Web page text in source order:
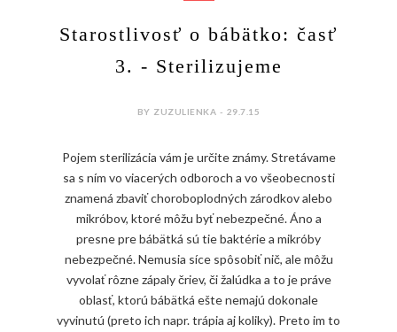
Starostlivosť o bábätko: časť
3. - Sterilizujeme
BY ZUZULIENKA - 29.7.15
Pojem sterilizácia vám je určite známy. Stretávame
sa s ním vo viacerých odboroch a vo všeobecnosti
znamená zbaviť choroboplodných zárodkov alebo
mikróbov, ktoré môžu byť nebezpečné. Áno a
presne pre bábätká sú tie baktérie a mikróby
nebezpečné. Nemusia síce spôsobiť nič, ale môžu
vyvolať rôzne zápaly čriev, či žalúdka a to je práve
oblasť, ktorú bábätká ešte nemajú dokonale
vyvinutú (preto ich napr. trápia aj koliky). Preto im to